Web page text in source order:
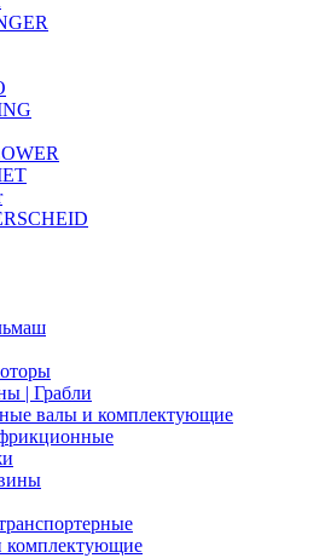
| Грабли
валы и комплектующие